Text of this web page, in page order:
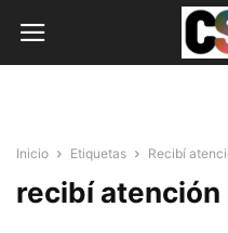
Inicio Etiquetas Recibí
recibí atención